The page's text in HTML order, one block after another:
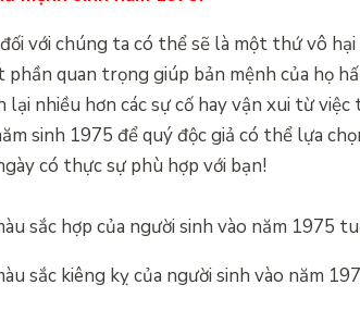
với chúng ta có thể sẽ là một thứ vô
phần quan trọng giúp bản mệnh của họ
lại nhiều hơn các sự cố hay vận xui từ
sinh 1975 để quý độc giả có thể lựa
có thực sự phù hợp với bạn!
sắc hợp của người sinh vào năm 1975
sắc kiêng kỵ của người sinh vào năm